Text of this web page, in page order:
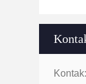
Kontak: